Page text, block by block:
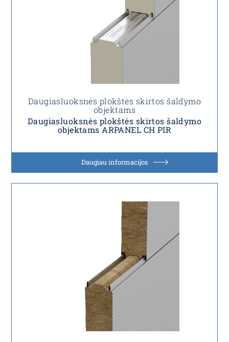
Daugiasluoksnės plokštės skirtos šaldymo
objektams
Daugiasluoksnės plokštės skirtos šaldymo
objektams ARPANEL CH PIR
Daugiau informacijos